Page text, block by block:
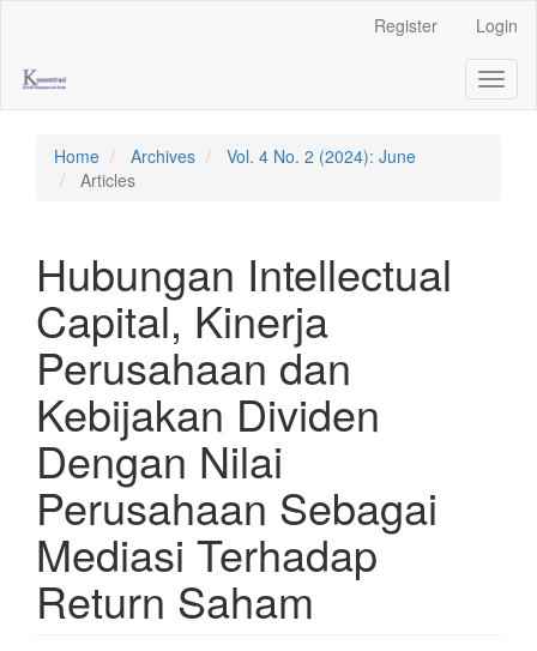
Content
Sidebar
Register Login
Home Archives
Vol. 4 No. 2 (2024): June
Articles
Hubungan Intellectual
Capital, Kinerja
Perusahaan dan
Kebijakan Dividen
Dengan Nilai
Perusahaan Sebagai
Mediasi Terhadap
Return Saham